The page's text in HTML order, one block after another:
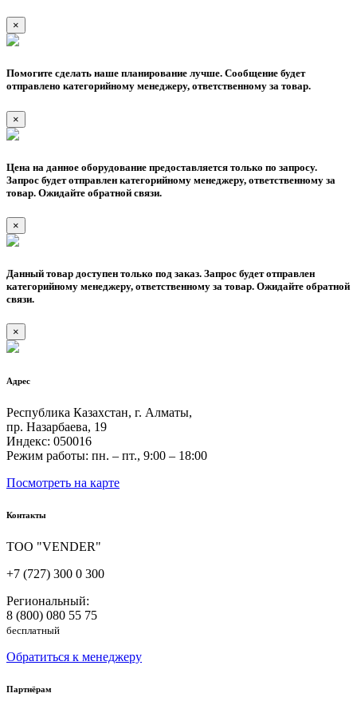
×
Помогите сделать наше планирование лучше. Сообщение будет
отправлено категорийному менеджеру, ответственному за товар.
×
Цена на данное оборудование предоставляется только по запросу.
Запрос будет отправлен категорийному менеджеру, ответственному за
товар. Ожидайте обратной связи.
×
Данный товар доступен только под заказ. Запрос будет отправлен
категорийному менеджеру, ответственному за товар. Ожидайте обратной
связи.
×
Адрес
Республика Казахстан, г. Алматы,
пр. Назарбаева, 19
Индекс: 050016
Режим работы: пн. – пт., 9:00 – 18:00
Посмотреть на карте
Контакты
ТОО "VENDER"
+7 (727) 300 0 300
Региональный:
8 (800) 080 55 75
бесплатный
Обратиться к менеджеру
Партнёрам